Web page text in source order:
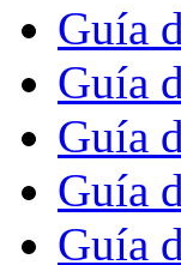
Guía
Guía
Guía
Guía
Guía